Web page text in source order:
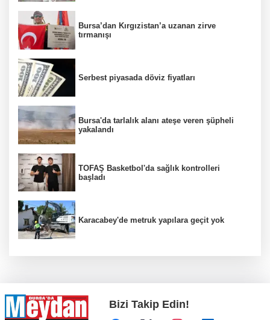
Bursa’dan Kırgızistan’a uzanan zirve
tırmanışı
Serbest piyasada döviz fiyatları
Bursa'da tarlalık alanı ateşe veren şüpheli
yakalandı
TOFAŞ Basketbol'da sağlık kontrolleri
başladı
Karacabey'de metruk yapılara geçit yok
Bizi Takip Edin!